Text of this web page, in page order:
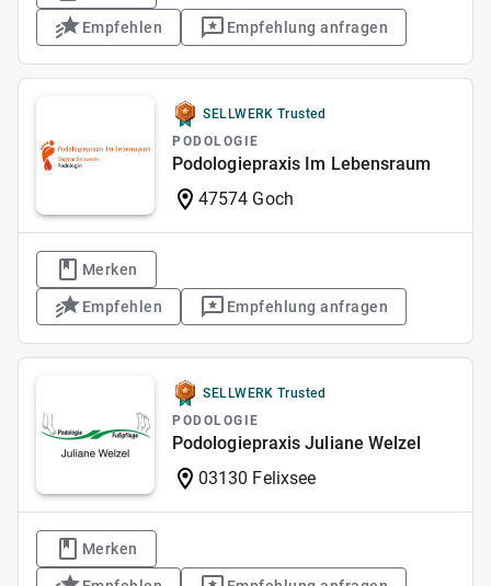
Empfehlen Empfehlung anfragen
SELLWERK Trusted
PODOLOGIE
Podologiepraxis Im Lebensraum
47574 Goch
Merken
Empfehlen Empfehlung anfragen
SELLWERK Trusted
PODOLOGIE
Podologiepraxis Juliane Welzel
03130 Felixsee
Merken